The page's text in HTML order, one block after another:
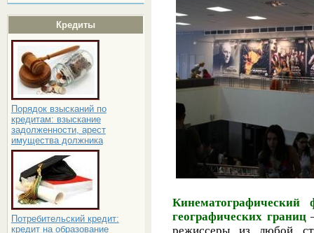
Кредиты
Порядок взысканий по
кредитам: взыскание
задолженности, арест
имущества должника
Потребительский кредит:
кредит на образование
географических границ